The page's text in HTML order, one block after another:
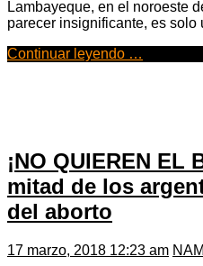
Lambayeque, en el noroeste
parecer insignificante, es
Continuar leyendo …
¡NO QUIEREN EL
mitad de los
del aborto
17 marzo, 2018 12:23 am